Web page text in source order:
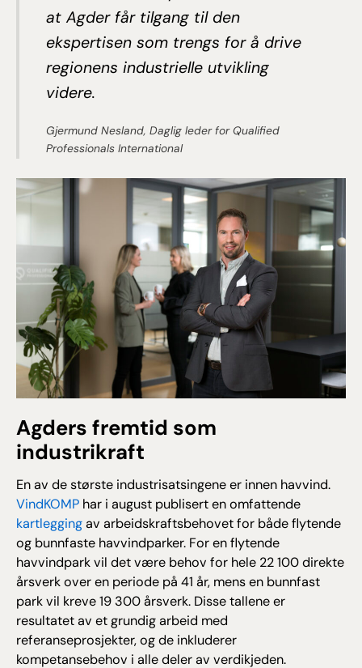
at Agder får tilgang til den
ekspertisen som trengs for å drive
regionens industrielle utvikling
videre.
Gjermund Nesland, Daglig leder for Qualified
Professionals International
Agders fremtid som
industrikraft
En av de største industrisatsingene er innen havvind.
VindKOMP har i august publisert en omfattende
kartlegging av arbeidskraftsbehovet for både flytende
og bunnfaste havvindparker. For en flytende
havvindpark vil det være behov for hele 22 100 direkte
årsverk over en periode på 41 år, mens en bunnfast
park vil kreve 19 300 årsverk. Disse tallene er
resultatet av et grundig arbeid med
referanseprosjekter, og de inkluderer
kompetansebehov i alle deler av verdikjeden.